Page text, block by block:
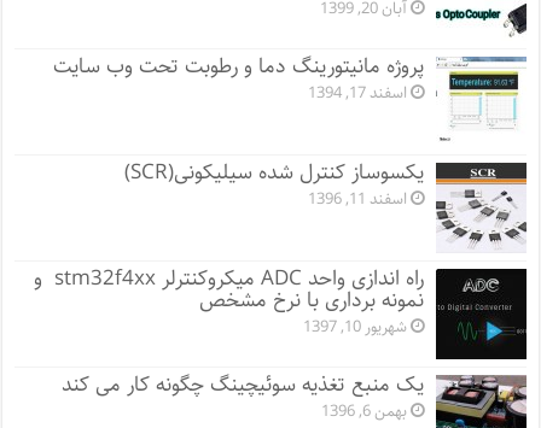
آبان 20, 1399
پروژه مانيتورينگ دما و رطوبت تحت وب سایت
اسفند 17, 1394
یکسوساز کنترل شده سیلیکونی(SCR)
اسفند 11, 1396
راه اندازی واحد ADC میکروکنترلر stm32f4xx و
نمونه برداری با نرخ مشخص
شهریور 10, 1397
یک منبع تغذیه سوئیچینگ چگونه کار می کند
بهمن 6, 1396